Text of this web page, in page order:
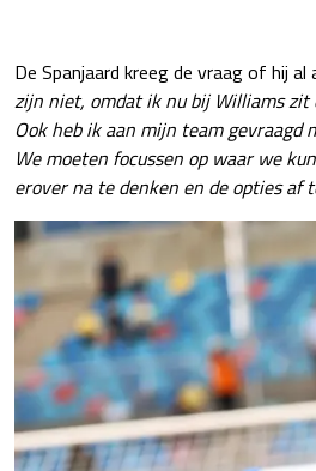
De Spanjaard kreeg de vraag of hij
zijn niet, omdat ik nu bij Williams zit
Ook heb ik aan mijn team
We moeten focussen op waar we
erover na te denken en de opties af